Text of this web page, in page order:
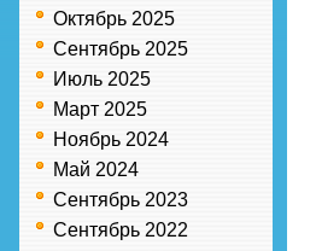
Октябрь 2025
Сентябрь 2025
Июль 2025
Март 2025
Ноябрь 2024
Май 2024
Сентябрь 2023
Сентябрь 2022